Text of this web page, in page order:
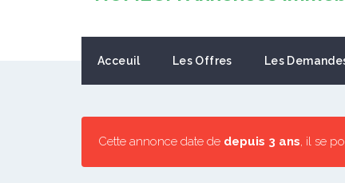
Acceuil Les Offres Les
Cette annonce date de depuis 3 ans, il se